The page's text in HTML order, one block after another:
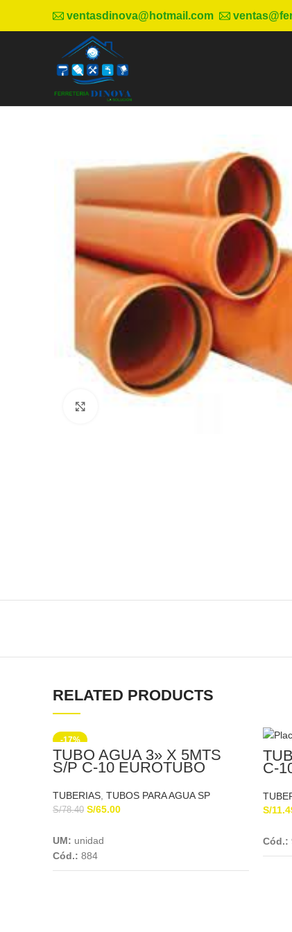
ventasdinova@hotmail.com
RELATED PRODUCTS
-17%
TUBO AGUA 3» X 5MTS
S/P C-10 EUROTUBO
TUBERIAS TUBOS PARA AGUA SP
S/78.40 S/65.00
UM: unidad
Cód.: 884
C-
S/
Cód.: